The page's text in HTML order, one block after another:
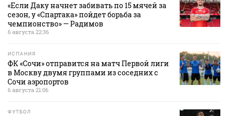
«Если Даку начнет забивать по 15 мячей за
сезон, у «Спартака» пойдет борьба за
чемпионство» — Радимов
6 августа 22:36
ИСПАНИЯ
ФК «Сочи» отправится на матч Первой лиги
в Москву двумя группами из соседних с
Сочи аэропортов
6 августа 21:06
ФУТБОЛ